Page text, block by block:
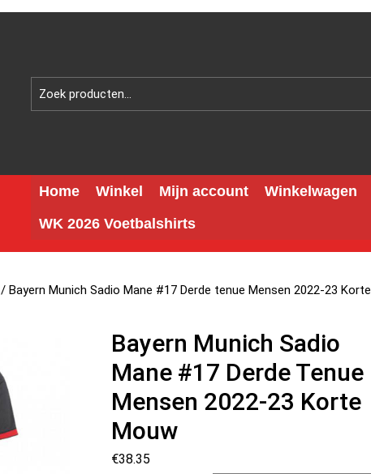
Home Winkel Mijn account Winkelwagen
WK 2026 Voetbalshirts
/ Bayern Munich Sadio Mane #17 Derde tenue Mensen 2022-23 Korte
Bayern Munich Sadio
Mane #17 Derde Tenue
Mensen 2022-23 Korte
Mouw
€38.35